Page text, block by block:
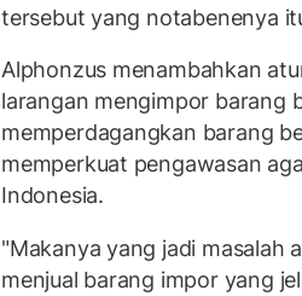
tersebut yang notabenenya
Alphonzus menambahkan
larangan mengimpor barang
memperdagangkan barang
memperkuat pengawasan
Indonesia.
"Makanya yang jadi masalah
menjual barang impor yang